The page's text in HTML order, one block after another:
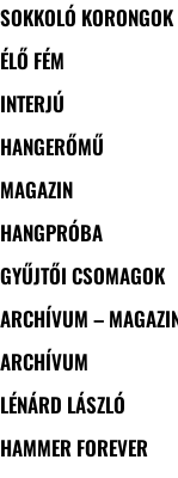
SOKKOLÓ KORONGOK
ÉLŐ FÉM
INTERJÚ
HANGERŐMŰ
MAGAZIN
HANGPRÓBA
GYŰJTŐI CSOMAGOK
ARCHÍVUM –
ARCHÍVUM
LÉNÁRD LÁSZLÓ
HAMMER FOREVER